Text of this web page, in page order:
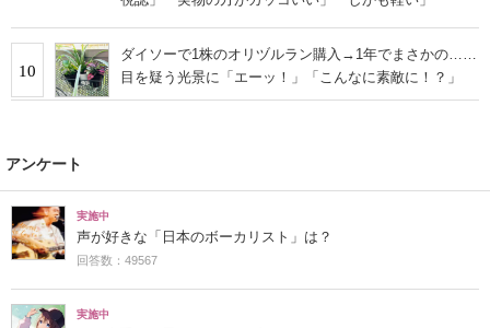
10
ダイソーで1株のオリヅルラン購入→1年でまさかの……
目を疑う光景に「エーッ！」「こんなに素敵に！？」
アンケート
実施中
声が好きな「日本のボーカリスト」は？
回答数：49567
実施中